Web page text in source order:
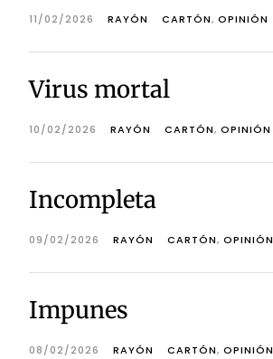
11/02/2026 RAYÓN CARTÓN, OPINIÓN
Virus mortal
10/02/2026 RAYÓN CARTÓN, OPINIÓN
Incompleta
09/02/2026 RAYÓN CARTÓN, OPINIÓN
Impunes
08/02/2026 RAYÓN CARTÓN, OPINIÓN